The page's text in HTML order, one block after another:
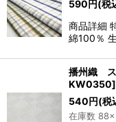
590円(税
商品詳細
綿100％
播州織
KW0350]
540円(税
在庫数